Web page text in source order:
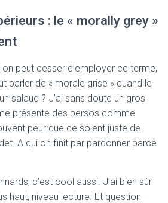
: le « morally grey »
peut cesser d’employer ce terme,
parler de « morale grise » quand le
salaud ? J’ai sans doute un gros
présente des persos comme
peur que ce soient juste de
A qui on finit par pardonner parce
c’est cool aussi. J’ai bien sûr
haut, niveau lecture. Et question